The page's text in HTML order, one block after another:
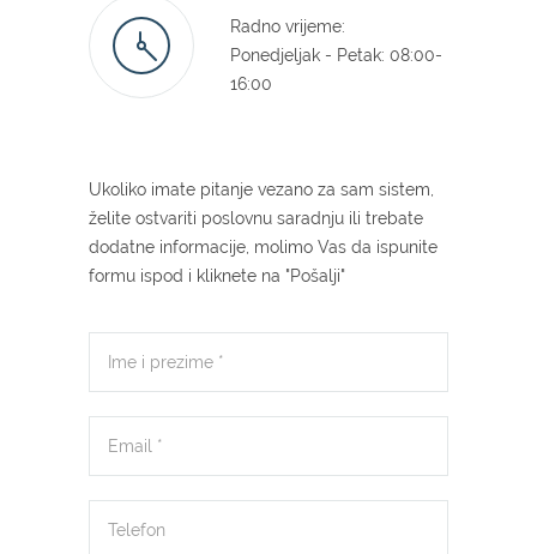
Radno vrijeme:
Ponedjeljak - Petak: 08:00-
16:00
Ukoliko imate pitanje vezano za sam sistem,
želite ostvariti poslovnu saradnju ili trebate
dodatne informacije, molimo Vas da ispunite
formu ispod i kliknete na "Pošalji"